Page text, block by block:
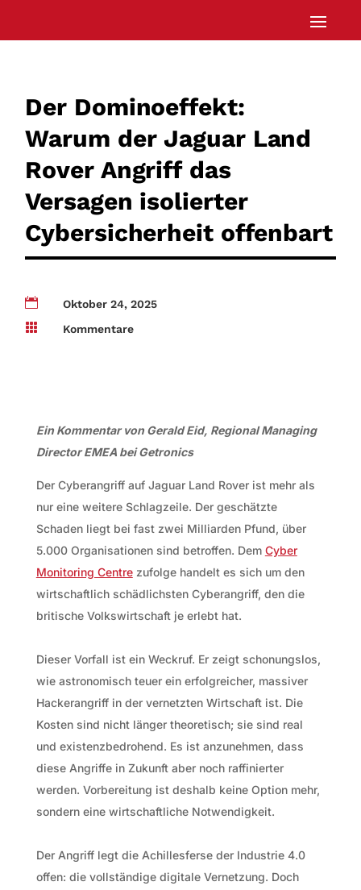
Der Dominoeffekt:
Warum der Jaguar Land
Rover Angriff das
Versagen isolierter
Cybersicherheit offenbart

Oktober 24, 2025

Kommentare
Ein Kommentar von Gerald Eid, Regional Managing
Director EMEA bei Getronics
Der Cyberangriff auf Jaguar Land Rover ist mehr als
nur eine weitere Schlagzeile. Der geschätzte
Schaden liegt bei fast zwei Milliarden Pfund, über
5.000 Organisationen sind betroffen. Dem Cyber
Monitoring Centrezufolge handelt es sich um den
wirtschaftlich schädlichsten Cyberangriff, den die
britische Volkswirtschaft je erlebt hat.
Dieser Vorfall ist ein Weckruf. Er zeigt schonungslos,
wie astronomisch teuer ein erfolgreicher, massiver
Hackerangriff in der vernetzten Wirtschaft ist. Die
Kosten sind nicht länger theoretisch; sie sind real
und existenzbedrohend. Es ist anzunehmen, dass
diese Angriffe in Zukunft aber noch raffinierter
werden. Vorbereitung ist deshalb keine Option mehr,
sondern eine wirtschaftliche Notwendigkeit.
Der Angriff legt die Achillesferse der Industrie 4.0
offen: die vollständige digitale Vernetzung. Doch